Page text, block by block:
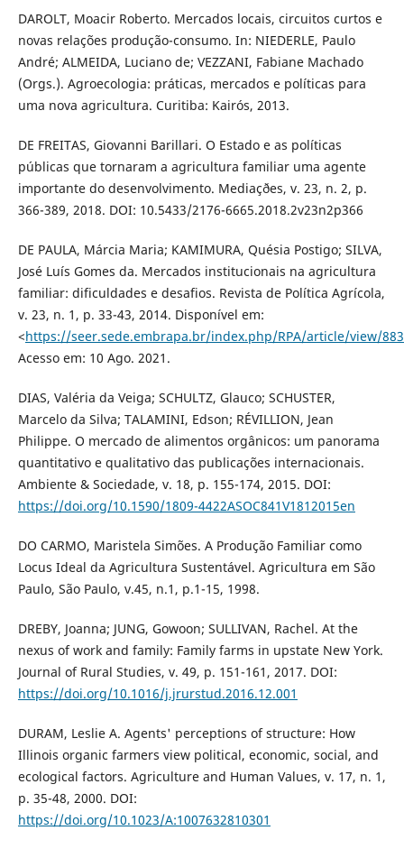
DAROLT, Moacir Roberto. Mercados locais, circuitos curtos e
novas relações produção-consumo. In: NIEDERLE, Paulo
André; ALMEIDA, Luciano de; VEZZANI, Fabiane Machado
(Orgs.). Agroecologia: práticas, mercados e políticas para
uma nova agricultura. Curitiba: Kairós, 2013.
DE FREITAS, Giovanni Barillari. O Estado e as políticas
públicas que tornaram a agricultura familiar uma agente
importante do desenvolvimento. Mediaçðes, v. 23, n. 2, p.
366-389, 2018. DOI: 10.5433/2176-6665.2018.2v23n2p366
DE PAULA, Márcia Maria; KAMIMURA, Quésia Postigo; SILVA,
José Luís Gomes da. Mercados institucionais na agricultura
familiar: dificuldades e desafios. Revista de Política Agrícola,
v. 23, n. 1, p. 33-43, 2014. Disponível em:
<https://seer.sede.embrapa.br/index.php/RPA/article/view/883
Acesso em: 10 Ago. 2021.
DIAS, Valéria da Veiga; SCHULTZ, Glauco; SCHUSTER,
Marcelo da Silva; TALAMINI, Edson; RÉVILLION, Jean
Philippe. O mercado de alimentos orgânicos: um panorama
quantitativo e qualitativo das publicações internacionais.
Ambiente & Sociedade, v. 18, p. 155-174, 2015. DOI:
https://doi.org/10.1590/1809-4422ASOC841V1812015en
DO CARMO, Maristela Simões. A Produção Familiar como
Locus Ideal da Agricultura Sustentável. Agricultura em São
Paulo, São Paulo, v.45, n.1, p.1-15, 1998.
DREBY, Joanna; JUNG, Gowoon; SULLIVAN, Rachel. At the
nexus of work and family: Family farms in upstate New York.
Journal of Rural Studies, v. 49, p. 151-161, 2017. DOI:
https://doi.org/10.1016/j.jrurstud.2016.12.001
DURAM, Leslie A. Agents' perceptions of structure: How
Illinois organic farmers view political, economic, social, and
ecological factors. Agriculture and Human Values, v. 17, n. 1,
p. 35-48, 2000. DOI:
https://doi.org/10.1023/A:1007632810301